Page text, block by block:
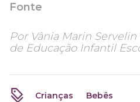
Fonte
Por Vânia Marin
de Educação Infantil
Crianças Bebês